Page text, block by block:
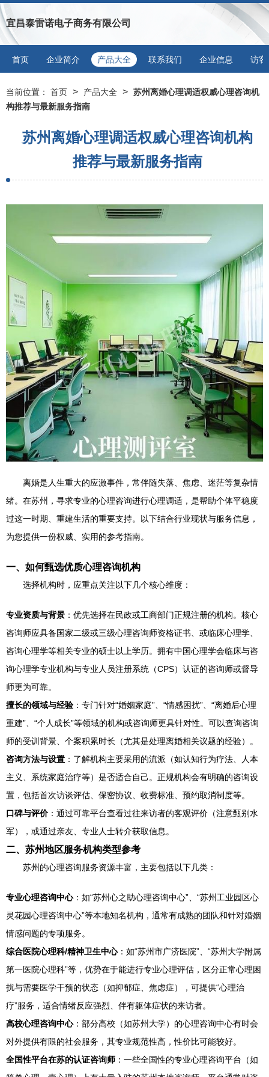
宜昌泰雷诺电子商务有限公司
首页 企业简介 产品大全 联系我们 企业信息 访客
当前位置： 首页 > 产品大全 > 苏州离婚心理调适权威心理咨询机
构推荐与最新服务指南
苏州离婚心理调适权威心理咨询机构
推荐与最新服务指南
离婚是人生重大的应激事件，常伴随失落、焦虑、迷茫等复杂情
绪。在苏州，寻求专业的心理咨询进行心理调适，是帮助个体平稳度
过这一时期、重建生活的重要支持。以下结合行业现状与服务信息，
为您提供一份权威、实用的参考指南。
一、如何甄选优质心理咨询机构
选择机构时，应重点关注以下几个核心维度：
专业资质与背景 ：优先选择在民政或工商部门正规注册的机构。核心
咨询师应具备国家二级或三级心理咨询师资格证书、或临床心理学、
咨询心理学等相关专业的硕士以上学历。拥有中国心理学会临床与咨
询心理学专业机构与专业人员注册系统（CPS）认证的咨询师或督导
师更为可靠。
擅长的领域与经验 ：专门针对“婚姻家庭”、“情感困扰”、“离婚后心理
重建”、“个人成长”等领域的机构或咨询师更具针对性。可以查询咨询
师的受训背景、个案积累时长（尤其是处理离婚相关议题的经验）。
咨询方法与设置 ：了解机构主要采用的流派（如认知行为疗法、人本
主义、系统家庭治疗等）是否适合自己。正规机构会有明确的咨询设
置，包括首次访谈评估、保密协议、收费标准、预约取消制度等。
口碑与评价：通过可靠平台查看过往来访者的客观评价（注意甄别水
军），或通过亲友、专业人士转介获取信息。
二、苏州地区服务机构类型参考
苏州的心理咨询服务资源丰富，主要包括以下几类：
专业心理咨询中心：如“苏州心之助心理咨询中心”、“苏州工业园区心
灵花园心理咨询中心”等本地知名机构，通常有成熟的团队和针对婚姻
情感问题的专项服务。
综合医院心理科/精神卫生中心：如“苏州市广济医院”、“苏州大学附属
第一医院心理科”等，优势在于能进行专业心理评估，区分正常心理困
扰与需要医学干预的状态（如抑郁症、焦虑症），可提供“心理治
疗”服务，适合情绪反应强烈、伴有躯体症状的来访者。
高校心理咨询中心：部分高校（如苏州大学）的心理咨询中心有时会
对外提供有限的社会服务，其专业规范性高，性价比可能较好。
全国性平台在苏的认证咨询师 ：一些全国性的专业心理咨询平台（如